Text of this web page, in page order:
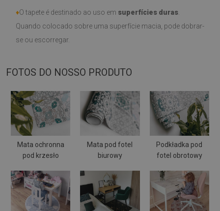
♦O tapete é destinado ao uso em superfícies duras
Quando colocado sobre uma superfície macia, pode dobrar-
se ou escorregar.
FOTOS DO NOSSO PRODUTO
Mata ochronna
pod krzesło
Mata pod fotel
biurowy
Podkładka pod
fotel obrotowy